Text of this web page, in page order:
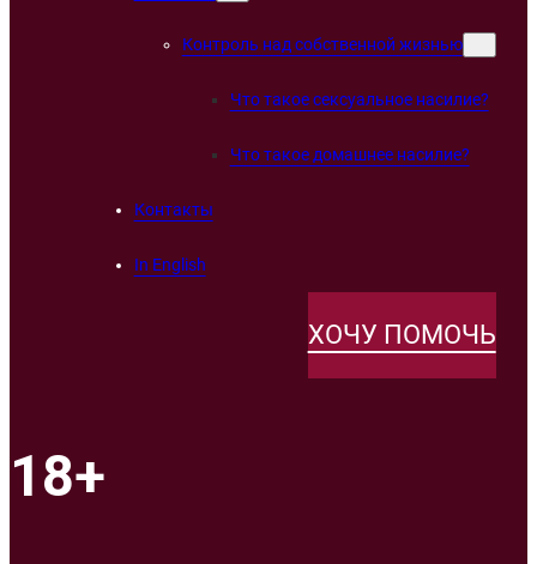
Контроль над собственной жизнью
Что такое сексуальное насилие?
Что такое домашнее насилие?
Контакты
In English
ХОЧУ ПОМОЧЬ
18+